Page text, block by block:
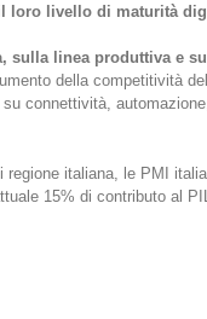
loro livello di maturità
sulla linea produttiva e
della competitività
su connettività,
regione italiana, le PMI
15% di contributo al